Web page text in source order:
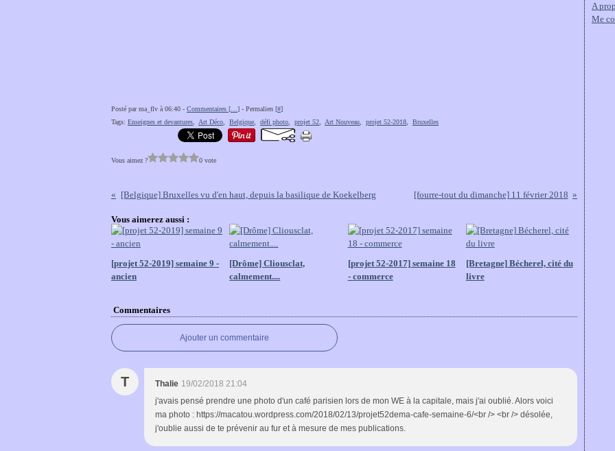
Posté par ma_flv à 06:40 - Commentaires [ ] - Permalien [#]
Tags: Enseignes et devantures Art Déco Belgique défi photo projet 52 Art Nouveau projet 52-2018 Bruxelles
Vous aimez ? 0 vote
[Belgique] Bruxelles vu d'en haut, depuis la basilique de Koekelberg [fourre-tout du dimanche] 11 février 2018
Vous aimerez aussi :
[projet 52-2019] semaine 9 -
ancien
[Drôme] Cliousclat,
calmement....
[projet 52-2017] semaine 18
- commerce
[Bretagne] Bécherel, cité du
livre
Commentaires
Ajouter un commentaire
T Thalie 19/02/2018 21:04
j'avais pensé prendre une photo d'un café parisien lors de mon WE à la capitale, mais j'ai oublié. Alors voici
ma photo : https://macatou.wordpress.com/2018/02/13/projet52dema-cafe-semaine-6/<br /> <br /> désolée,
j'oublie aussi de te prévenir au fur et à mesure de mes publications.
A
Me